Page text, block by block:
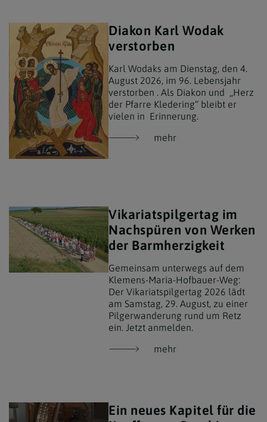
Diakon Karl Wodak
verstorben
Karl Wodaks am Dienstag, den 4.
August 2026, im 96. Lebensjahr
verstorben . Als Diakon und „Herz
der Pfarre Kledering“ bleibt er
vielen in Erinnerung.
mehr
Vikariatspilgertag im
Nachspüren von Werken
der Barmherzigkeit
Gemeinsam unterwegs auf dem
Klemens-Maria-Hofbauer-Weg:
Der Vikariatspilgertag 2026 lädt
am Samstag, 29. August, zu einer
Pilgerwanderung rund um Retz
ein. Jetzt anmelden.
mehr
Ein neues Kapitel für die